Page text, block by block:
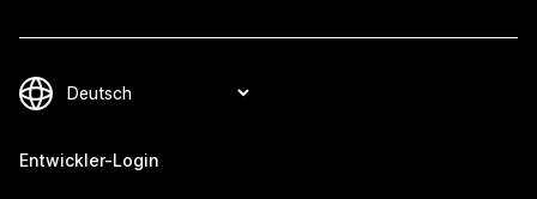
Entwickler-Login